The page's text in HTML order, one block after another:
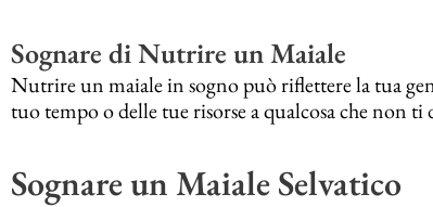
Sognare di Nutrire un Maiale
Nutrire un maiale in sogno può riflettere la tua
tuo tempo o delle tue risorse a qualcosa che non ti
Sognare un Maiale Selvatico